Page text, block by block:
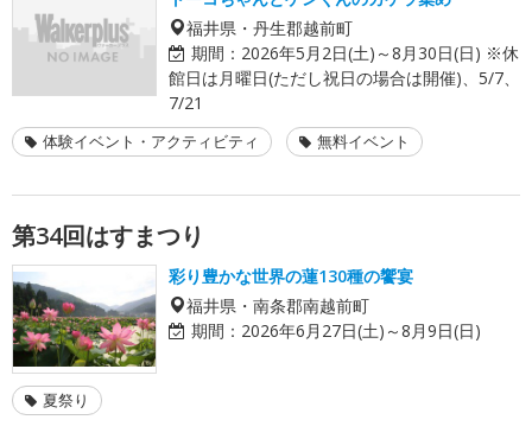
福井県・丹生郡越前町
期間： 2026年5月2日(土)～8月30日(日) ※休
館日は月曜日(ただし祝日の場合は開催)、5/7、
7/21
体験イベント・アクティビティ 無料イベント
第34回はすまつり
彩り豊かな世界の蓮130種の饗宴
福井県・南条郡南越前町
期間： 2026年6月27日(土)～8月9日(日)
夏祭り